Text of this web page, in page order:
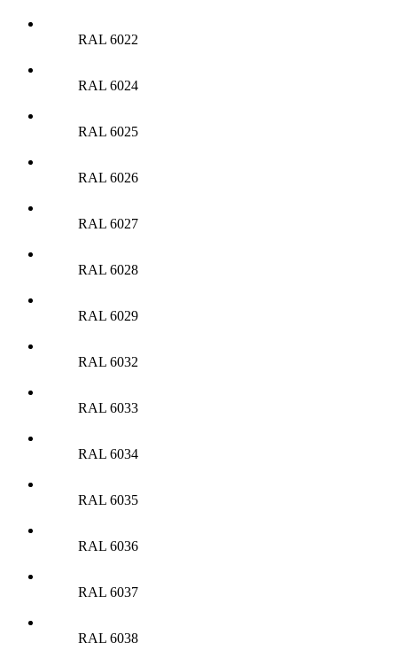
RAL 6022
RAL 6024
RAL 6025
RAL 6026
RAL 6027
RAL 6028
RAL 6029
RAL 6032
RAL 6033
RAL 6034
RAL 6035
RAL 6036
RAL 6037
RAL 6038